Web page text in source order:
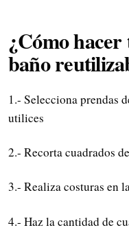
¿Cómo
baño
1.- Selecciona prendas
utilices
2.- Recorta cuadrados
3.- Realiza costuras en
4.- Haz la cantidad de